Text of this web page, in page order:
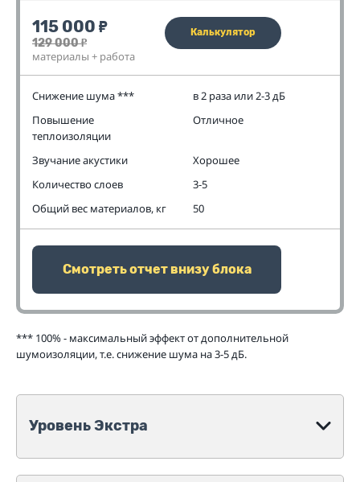
115 000 ₽
129 000₽
материалы + работа
Калькулятор
Снижение шума ***
в 2 раза или 2-3 дБ
Повышение
теплоизоляции
Отличное
Звучание акустики
Хорошее
Количество слоев
3-5
Общий вес материалов, кг
50
Смотреть отчет внизу блока
*** 100% - максимальный эффект от дополнительной
шумоизоляции, т.е. снижение шума на 3-5 дБ.
Уровень Экстра